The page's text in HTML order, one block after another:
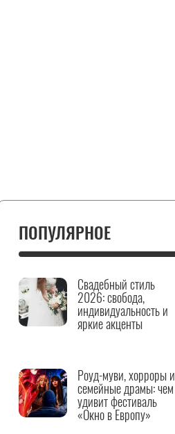
ПОПУЛЯРНОЕ
Свадебный стиль
2026: свобода,
индивидуальность и
яркие акценты
Роуд-муви, хорроры и
семейные драмы: чем
удивит фестиваль
«Окно в Европу»